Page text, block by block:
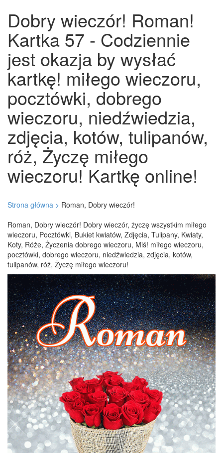
Dobry wieczór! Roman!
Kartka 57 - Codziennie
jest okazja by wysłać
kartkę! miłego wieczoru,
pocztówki, dobrego
wieczoru, niedźwiedzia,
zdjęcia, kotów, tulipanów,
róż, Życzę miłego
wieczoru! Kartkę online!
Strona główna > Roman, Dobry wieczór!
Roman, Dobry wieczór! Dobry wieczór, życzę wszystkim miłego
wieczoru, Pocztówki, Bukiet kwiatów, Zdjęcia, Tulipany, Kwiaty,
Koty, Róże, Życzenia dobrego wieczoru, Miś! miłego wieczoru,
pocztówki, dobrego wieczoru, niedźwiedzia, zdjęcia, kotów,
tulipanów, róż, Życzę miłego wieczoru!